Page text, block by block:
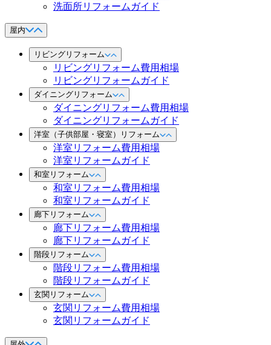
洗面所リフォームガイド
屋内
リビングリフォーム
リビングリフォーム費用相場
リビングリフォームガイド
ダイニングリフォーム
ダイニングリフォーム費用相場
ダイニングリフォームガイド
洋室（子供部屋・寝室）リフォーム
洋室リフォーム費用相場
洋室リフォームガイド
和室リフォーム
和室リフォーム費用相場
和室リフォームガイド
廊下リフォーム
廊下リフォーム費用相場
廊下リフォームガイド
階段リフォーム
階段リフォーム費用相場
階段リフォームガイド
玄関リフォーム
玄関リフォーム費用相場
玄関リフォームガイド